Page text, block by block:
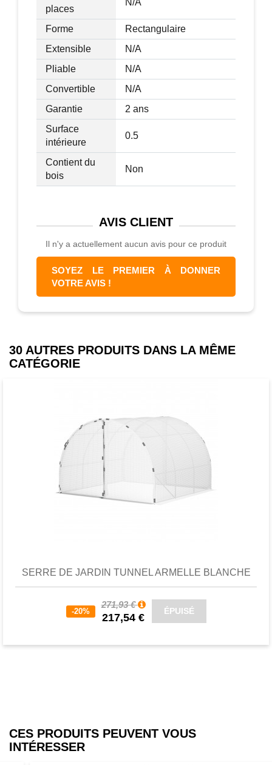
places
Forme
Rectangulaire
Extensible
N/A
Pliable
N/A
Convertible
N/A
Garantie
2 ans
Surface
intérieure
0.5
Contient du
bois
Non
AVIS CLIENT
Il n'y a actuellement aucun avis pour ce produit
SOYEZ LE PREMIER À DONNER
VOTRE AVIS !
30 AUTRES PRODUITS DANS LA MÊME
CATÉGORIE
SERRE DE JARDIN TUNNEL ARMELLE BLANCHE
-20%
271,93 €
217,54 €
ÉPUISÉ
CES PRODUITS PEUVENT VOUS
INTÉRESSER